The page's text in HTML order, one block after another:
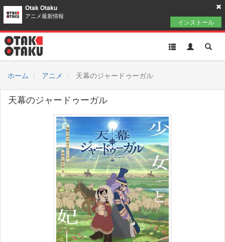
Otak Otaku
アニメ最新情報
インストール
Toggle
Toggle
ホーム
アニメ 天幕のジャードゥーガル
天幕のジャードゥーガル